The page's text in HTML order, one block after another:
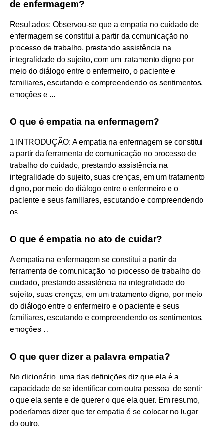
de enfermagem?
Resultados: Observou-se que a empatia no cuidado de
enfermagem se constitui a partir da comunicação no
processo de trabalho, prestando assistência na
integralidade do sujeito, com um tratamento digno por
meio do diálogo entre o enfermeiro, o paciente e
familiares, escutando e compreendendo os sentimentos,
emoções e ...
O que é empatia na enfermagem?
1 INTRODUÇÃO: A empatia na enfermagem se constitui
a partir da ferramenta de comunicação no processo de
trabalho do cuidado, prestando assistência na
integralidade do sujeito, suas crenças, em um tratamento
digno, por meio do diálogo entre o enfermeiro e o
paciente e seus familiares, escutando e compreendendo
os ...
O que é empatia no ato de cuidar?
A empatia na enfermagem se constitui a partir da
ferramenta de comunicação no processo de trabalho do
cuidado, prestando assistência na integralidade do
sujeito, suas crenças, em um tratamento digno, por meio
do diálogo entre o enfermeiro e o paciente e seus
familiares, escutando e compreendendo os sentimentos,
emoções ...
O que quer dizer a palavra empatia?
No dicionário, uma das definições diz que ela é a
capacidade de se identificar com outra pessoa, de sentir
o que ela sente e de querer o que ela quer. Em resumo,
poderíamos dizer que ter empatia é se colocar no lugar
do outro.